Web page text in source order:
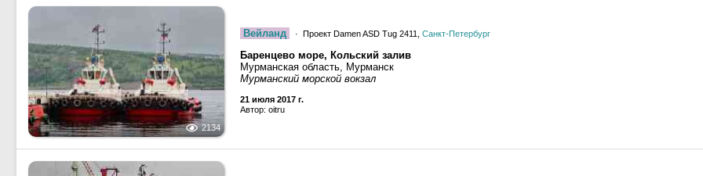
2134
Вейланд · Проект Damen ASD Tug 2411, Санкт-Петербург
Баренцево море, Кольский залив
Мурманская область, Мурманск
Мурманский морской вокзал
21 июля 2017 г.
Автор: oitru